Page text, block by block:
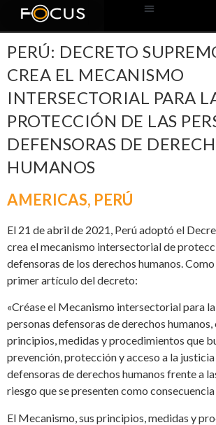
PERÚ: DECRETO
CREA EL MECANISMO
INTERSECTORIAL PARA
PROTECCIÓN DE LAS
DEFENSORAS DE
HUMANOS
AMERICAS, PERÚ
El 21 de abril de 2021, Perú adoptó el
crea el mecanismo intersectorial de
defensoras de los derechos humanos.
primer artículo del decreto:
«Créase el Mecanismo intersectorial para
personas defensoras de derechos
principios, medidas y procedimientos que
prevención, protección y acceso a la justicia
defensoras de derechos humanos frente a
riesgo que se presenten como
El Mecanismo, sus principios, medidas y